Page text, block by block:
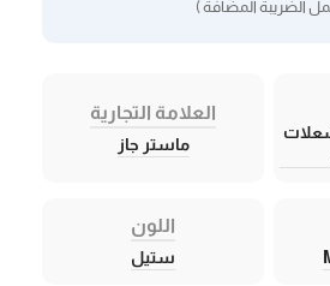
الضريبة المضافة )
ماستر جاز 5 شعلات
العلامة التجارية
ماستر جاز
اللون
ستيل